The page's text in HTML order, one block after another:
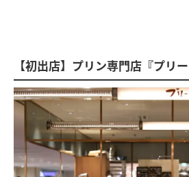
【初出店】プリン専門店『プリー